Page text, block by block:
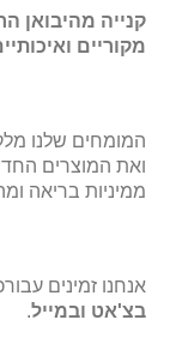
קנייה מהיבואן
מקוריים
המומחים שלנו
ואת המוצרים
ממיניות בריאה
אנחנו זמינים
בצ'אט ובמייל.